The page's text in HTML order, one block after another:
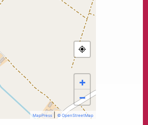
+
−
MapPress © OpenStreetMap